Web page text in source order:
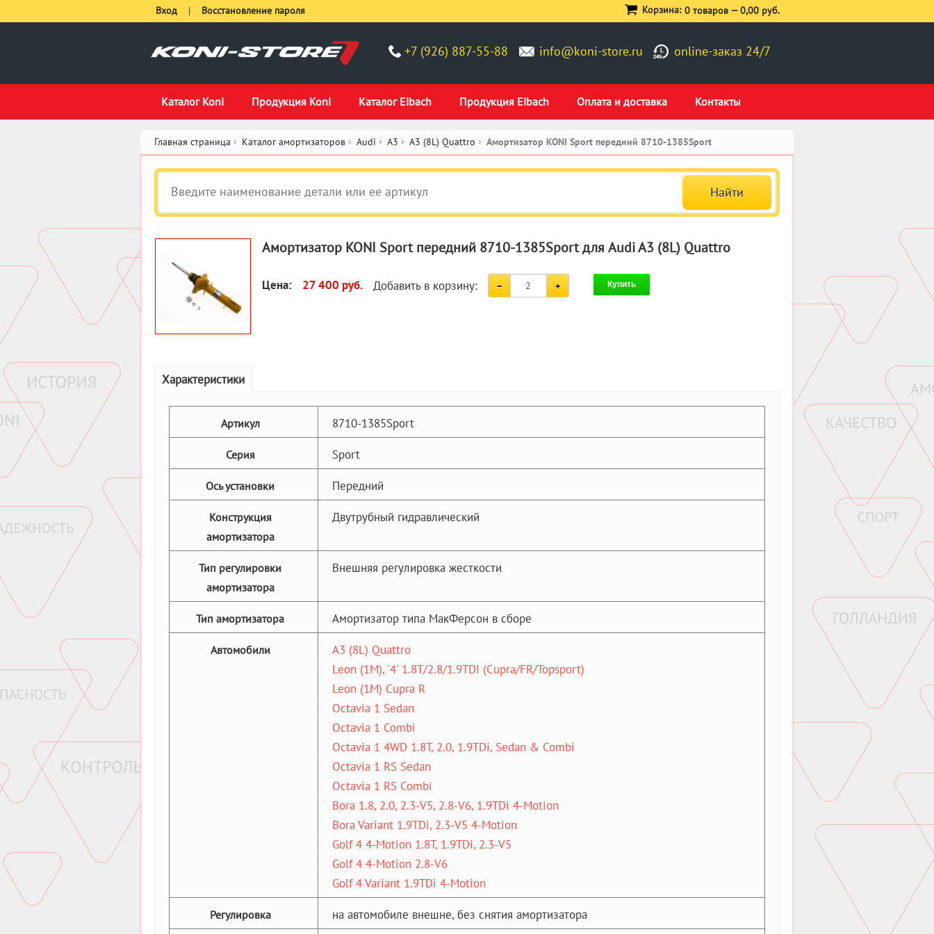
+7 (926) 887-55-88 info@koni-store.ru online-заказ 24/7
Каталог Koni Продукция Koni Каталог Eibach Продукция Eibach Оплата и доставка Контакты
Вход | Восстановление пароля Корзина: 0 товаров —0,00 руб.
Главная страница Каталог амортизаторов Audi A3 A3 (8L) Quattro Амортизатор KONI Sport передний 8710-1385Sport
Амортизатор KONI Sport передний 8710-1385Sport для Audi A3 (8L) Quattro
Цена: 27 400 руб. Добавить в корзину: Купить
Характеристики
Артикул 8710-1385Sport
Серия Sport
Ось установки Передний
Конструкция
амортизатора
Двутрубный гидравлический
Тип регулировки
амортизатора
Внешняя регулировка жесткости
Тип амортизатора Амортизатор типа МакФерсон в сборе
Автомобили
A3 (8L) Quattro
Leon (1M), '4' 1.8T/2.8/1.9TDI (Cupra/FR/Topsport)
Leon (1M) Cupra R
Octavia 1 Sedan
Octavia 1 Combi
Octavia 1 4WD 1.8T, 2.0, 1.9TDi, Sedan & Combi
Octavia 1 RS Sedan
Octavia 1 RS Combi
Bora 1.8, 2.0, 2.3-V5, 2.8-V6, 1.9TDi 4-Motion
Bora Variant 1.9TDi, 2.3-V5 4-Motion
Golf 4 4-Motion 1.8T, 1.9TDi, 2.3-V5
Golf 4 4-Motion 2.8-V6
Golf 4 Variant 1.9TDi 4-Motion
Регулировка на автомобиле внешне, без снятия амортизатора